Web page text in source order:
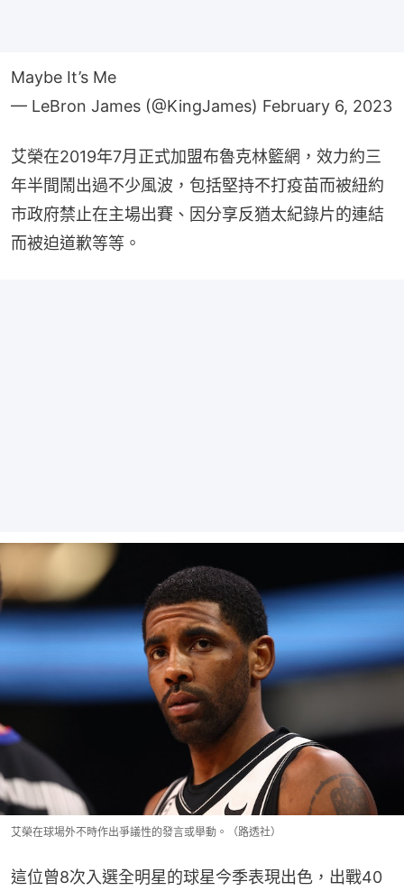
Maybe It’s Me
— LeBron James (@KingJames) February 6, 2023
艾榮在2019年7月正式加盟布魯克林籃網，效力約三
年半間鬧出過不少風波，包括堅持不打疫苗而被紐約
市政府禁止在主場出賽、因分享反猶太紀錄片的連結
而被迫道歉等等。
艾榮在球場外不時作出爭議性的發言或舉動。（路透社）
這位曾8次入選全明星的球星今季表現出色，出戰40